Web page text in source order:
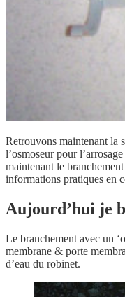
Retrouvons maintenant la
l’osmoseur pour
maintenant le
informations pratiques en
Aujourd’hui je
Le branchement avec un
membrane & porte
d’eau du robinet.